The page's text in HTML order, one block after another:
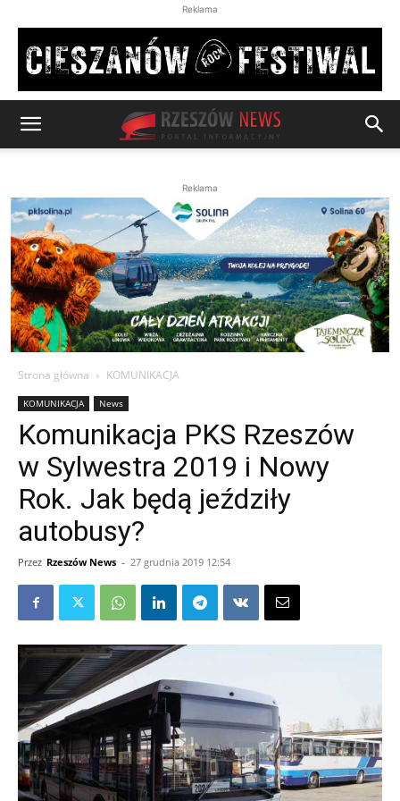
Reklama
Reklama
Strona główna KOMUNIKACJA
KOMUNIKACJA News
Komunikacja PKS Rzeszów
w Sylwestra 2019 i Nowy
Rok. Jak będą jeździły
autobusy?
Przez Rzeszów News - 27 grudnia 2019 12:54